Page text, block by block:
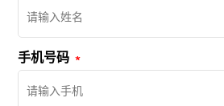
手机号码